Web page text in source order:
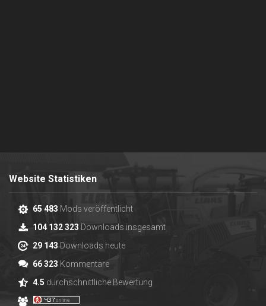
Website Statistiken
65 483 Mods veröffentlicht
104 132 323 Downloads insgesamt
29 143Downloads heute
66 323 Kommentare
4.5 durchschnittliche Bewertung